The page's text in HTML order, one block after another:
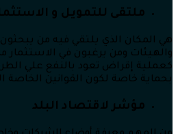
ملتقى للتمويل و
هي المكان الذي يلتقي فيه من
والهيئات ومن يرغبون في الاستثمار
كعملية إقراض تعود بالنفع علي
بحماية خاصة لكون القوانين الخاصة
مؤشر لاقتصاد البلد